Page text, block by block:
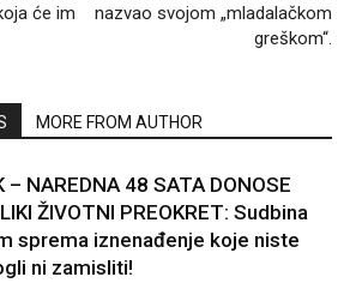
će im
nazvao svojom „mladalačkom
greškom“.
MORE FROM AUTHOR
– NAREDNA 48 SATA DONOSE
ŽIVOTNI PREOKRET: Sudbina
sprema iznenađenje koje niste
ni zamisliti!